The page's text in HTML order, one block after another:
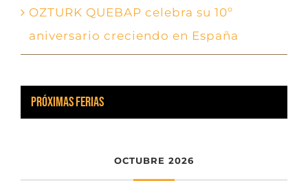
OZTURK QUEBAP celebra su 10º
aniversario creciendo en España
PRÓXIMAS FERIAS
OCTUBRE 2026